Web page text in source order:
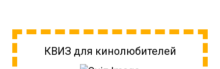
КВИЗ для кинолюбителей